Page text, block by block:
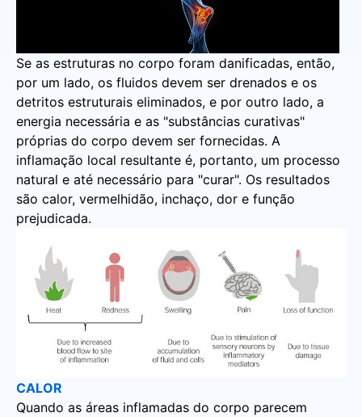
Se as estruturas no corpo foram danificadas, então,
por um lado, os fluidos devem ser drenados e os
detritos estruturais eliminados, e por outro lado, a
energia necessária e as "substâncias curativas"
próprias do corpo devem ser fornecidas. A
inflamação local resultante é, portanto, um processo
natural e até necessário para "curar". Os resultados
são calor, vermelhidão, inchaço, dor e função
prejudicada.
CALOR
Quando as áreas inflamadas do corpo parecem